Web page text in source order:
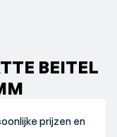
BEITEL
prijzen en